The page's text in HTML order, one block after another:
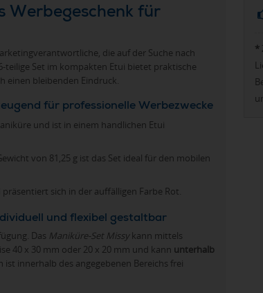
Werbegeschenk für
die auf der Suche nach
Set im kompakten Etui bietet praktische
bleibenden Eindruck.
für professionelle Werbezwecke
und ist in einem handlichen Etui
von 81,25 g ist das Set ideal für den mobilen
sich in der auffälligen Farbe Rot.
und flexibel gestaltbar
Das Maniküre-Set Missykann mittels
40 x 30 mm oder 20 x 20 mm und kann unterhalb
innerhalb des angegebenen Bereichs frei
*